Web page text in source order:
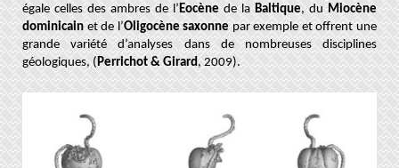
égale celles des ambres de l’Eocènede laBaltique, duMiocène
dominicainet de l’Oligocène saxonnepar exemple et offrent une
grande variété d’analyses dans de nombreuses disciplines
géologiques,(Perrichot & Girard, 2009).